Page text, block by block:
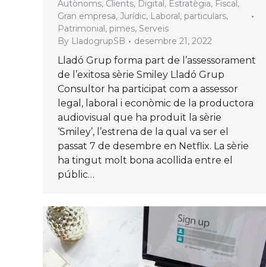
Autònoms, Clients, Digital , Estratègia, Fiscal ,
Gran empresa, Jurídic, Laboral , particulars,
Patrimonial , pimes, Serveis
By LladogrupSB desembre 21, 2022
Lladó Grup forma part de l’assessorament
de l’exitosa sèrie Smiley Lladó Grup
Consultor ha participat com a assessor
legal, laboral i econòmic de la productora
audiovisual que ha produït la sèrie
‘Smiley’, l’estrena de la qual va ser el
passat 7 de desembre en Netflix. La sèrie
ha tingut molt bona acollida entre el
públic…